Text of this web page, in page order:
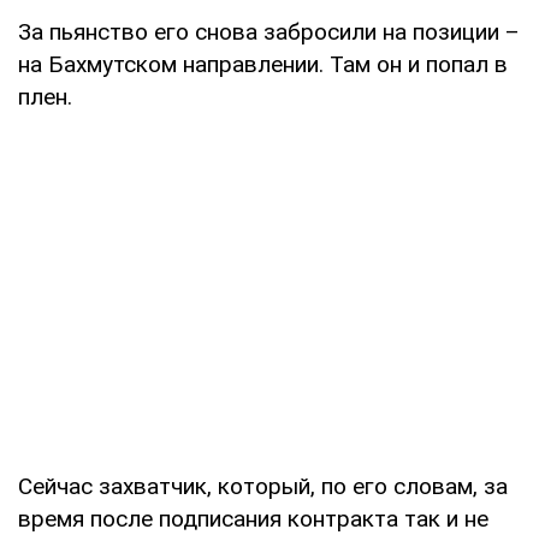
За пьянство его снова забросили на позиции –
на Бахмутском направлении. Там он и попал в
плен.
Сейчас захватчик, который, по его словам, за
время после подписания контракта так и не